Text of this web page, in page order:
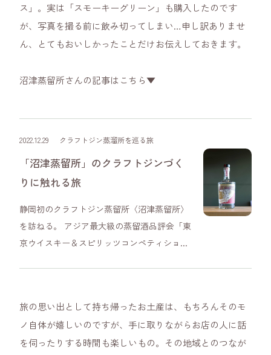
ス」。実は「スモーキーグリーン」も購入したのです
が、写真を撮る前に飲み切ってしまい…申し訳ありませ
ん、とてもおいしかったことだけお伝えしておきます。
沼津蒸留所さんの記事はこちら▼
2022.12.29 クラフトジン蒸溜所を巡る旅
「沼津蒸留所」のクラフトジンづく
りに触れる旅
静岡初のクラフトジン蒸留所〈沼津蒸留所〉
を訪ねる。 アジア最大級の蒸留酒品評会「東
京ウイスキー＆スピリッツコンペティショ...
旅の思い出として持ち帰ったお土産は、もちろんそのモ
ノ自体が嬉しいのですが、手に取りながらお店の人に話
を伺ったりする時間も楽しいもの。その地域とのつなが